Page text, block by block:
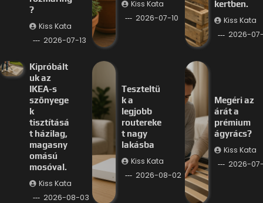
?
Kiss Kata
2026-07-13
Kiss Kata
2026-07-10
kertben.
Kiss Kata
2026-
Kipróbált
uk az
IKEA-s
szőnyege
k
tisztításá
t házilag,
magasny
omású
mosóval.
Kiss Kata
2026-08-03
Teszteltü
k a
legjobb
routereke
t nagy
lakásba
Kiss Kata
2026-08-02
Megéri az
árát a
prémium
ágyrács?
Kiss Kata
2026-